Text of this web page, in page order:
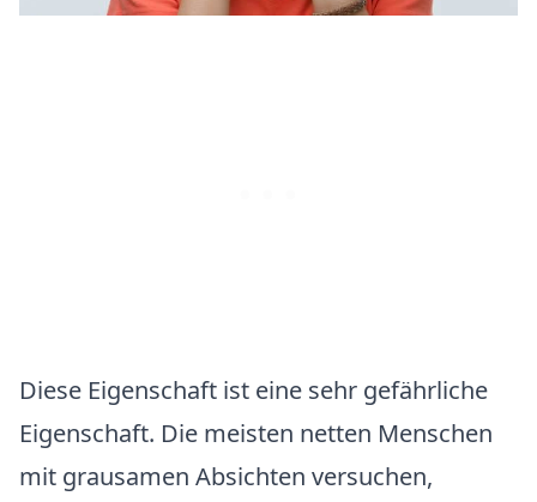
Diese Eigenschaft ist eine sehr gefährliche
Eigenschaft. Die meisten netten Menschen
mit grausamen Absichten versuchen,